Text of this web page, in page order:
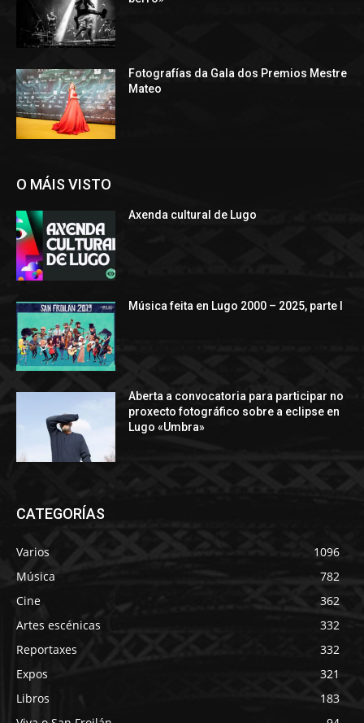
Fotografías da Gala dos Premios Mestre
Mateo
O MÁIS VISTO
Axenda cultural de Lugo
Música feita en Lugo 2000 – 2025, parte I
Aberta a convocatoria para participar no
proxecto fotográfico sobre a eclipse en
Lugo «Umbra»
CATEGORÍAS
Varios
1096
Música
782
Cine
362
Artes escénicas
332
Reportaxes
332
Expos
321
Libros
183